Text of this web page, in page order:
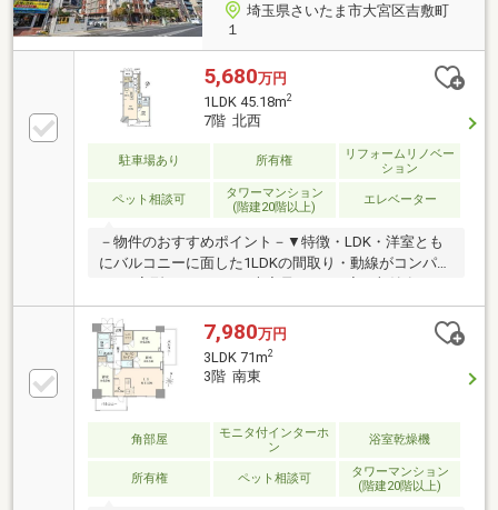
埼玉県さいたま市大宮区吉敷町
１
5,680万円
1LDK 45.18m2
7階 北西
駐車場あり 所有権
リフォームリノベー
ション
ペット相談可
タワーマンション
(階建20階以上)
エレベーター
－物件のおすすめポイント－▼特徴・LDK・洋室とも
にバルコニーに面した1LDKの間取り・動線がコンパク
ンシェルジュ常駐・各フロアにゴミステーション設
置・ペット飼育可能(細則有)▼2026年8月室内リフォー
ム内容【交換】キッチン【その他】フローリング上張
り、全居室クロス張替、ハウスクリーニング▼周辺環
境・大宮高島屋 徒歩7分(約550m)・セブンイレブンさ
いたま下町3丁目店 徒歩4分(約270m)■ ご希望の住まい
探しをお手伝いします ━━━━━・・・物件の詳細・
ご相談はお気軽にお問い合わせください。
7,980万円
3LDK 71m2
3階 南東
角部屋
モニタ付インターホ
ン
浴室乾燥機
所有権 ペット相談可
タワーマンション
(階建20階以上)